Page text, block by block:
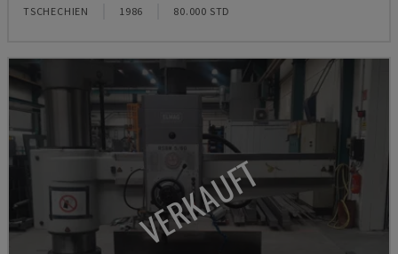
TSCHECHIEN 1986 80.000 STD
VERKAUFT